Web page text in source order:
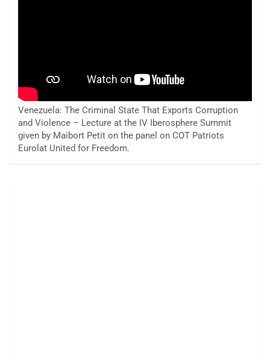
Venezuela: The Criminal State That Exports Corruption
and Violence – Lecture at the IV Iberosphere Summit
given by Maibort Petit on the panel on COT Patriots
Eurolat United for Freedom.